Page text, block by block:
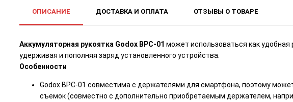
ОПИСАНИЕ ДОСТАВКА И ОПЛАТА ОТЗЫВЫ О ТОВАРЕ
Аккумуляторная рукоятка Godox BPC-01 может использоваться как
удерживая и пополняя заряд установленного устройства.
Особенности
Godox BPC-01 совместима с держателями для смартфона, поэтому
съемок (совместно с дополнительно приобретаемым держателем,